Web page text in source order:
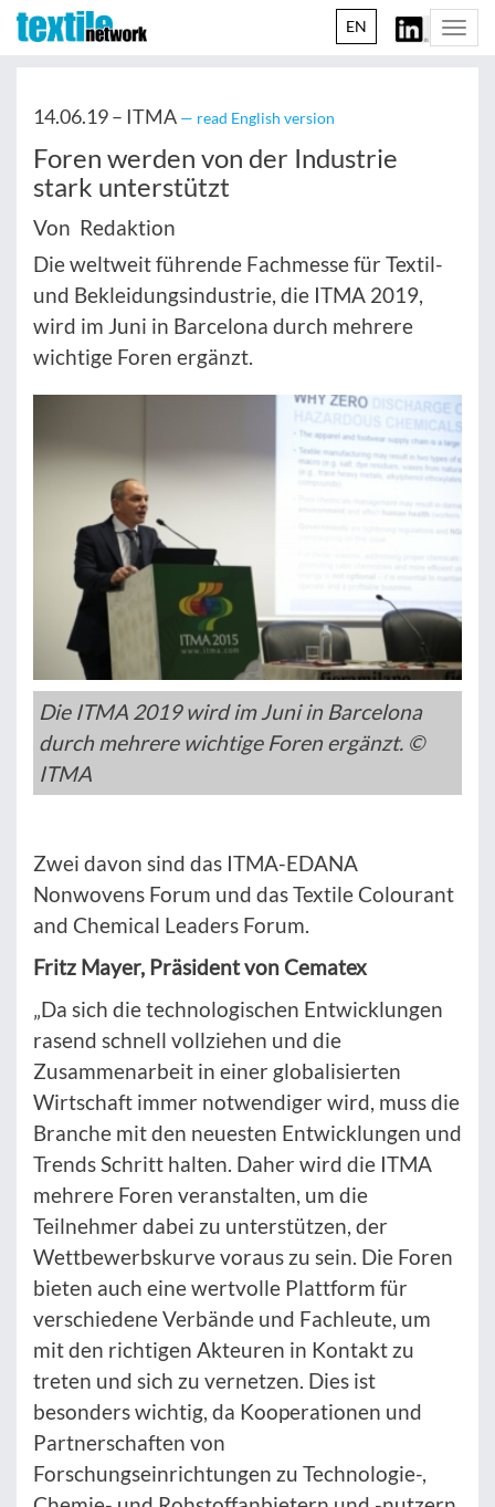
EN
14.06.19 – ITMA — read English version
Foren werden von der Industrie
stark unterstützt
Von Redaktion
Die weltweit führende Fachmesse für Textil-
und Bekleidungsindustrie, die ITMA 2019,
wird im Juni in Barcelona durch mehrere
wichtige Foren ergänzt.
Die ITMA 2019 wird im Juni in Barcelona
durch mehrere wichtige Foren ergänzt. ©
ITMA
Zwei davon sind das ITMA-EDANA
Nonwovens Forum und das Textile Colourant
and Chemical Leaders Forum.
Fritz Mayer, Präsident von Cematex
„Da sich die technologischen Entwicklungen
rasend schnell vollziehen und die
Zusammenarbeit in einer globalisierten
Wirtschaft immer notwendiger wird, muss die
Branche mit den neuesten Entwicklungen und
Trends Schritt halten. Daher wird die ITMA
mehrere Foren veranstalten, um die
Teilnehmer dabei zu unterstützen, der
Wettbewerbskurve voraus zu sein. Die Foren
bieten auch eine wertvolle Plattform für
verschiedene Verbände und Fachleute, um
mit den richtigen Akteuren in Kontakt zu
treten und sich zu vernetzen. Dies ist
besonders wichtig, da Kooperationen und
Partnerschaften von
Forschungseinrichtungen zu Technologie-,